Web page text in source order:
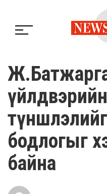
Ж.Батжаргал:
бодлогыг
байна